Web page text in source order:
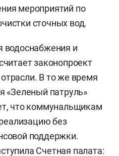
мероприятий по
сточных вод.
водоснабжения и
законопроект
В то же время
«Зеленый патруль»
что коммунальщикам
без
поддержки.
Счетная палата: